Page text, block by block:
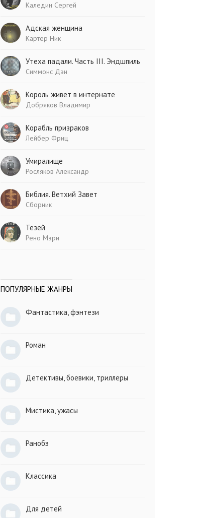
Каледин Сергей
Адская женщина
Картер Ник
Утеха падали. Часть III. Эндшпиль
Симмонс Дэн
Король живет в интернате
Добряков Владимир
Корабль призраков
Лейбер Фриц
Умиралище
Росляков Александр
Библия. Ветхий Завет
Сборник
Тезей
Рено Мэри
ПОПУЛЯРНЫЕ ЖАНРЫ
Фантастика, фэнтези
Роман
Детективы, боевики, триллеры
Мистика, ужасы
Ранобэ
Классика
Для детей